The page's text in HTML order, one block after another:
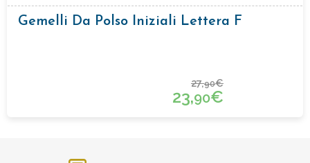
Gemelli Da Polso Iniziali Lettera F
27,90€
23,90€